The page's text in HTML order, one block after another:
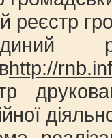
реєстр
http://